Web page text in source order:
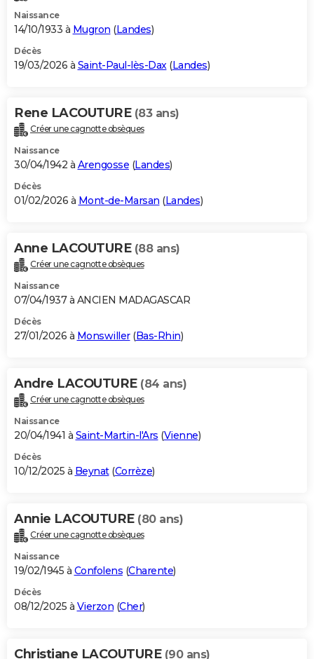
Naissance
14/10/1933 à Mugron (Landes)
Décès
19/03/2026 à Saint-Paul-lès-Dax(Landes)
Rene LACOUTURE (83 ans)
Créer une cagnotte obsèques
Naissance
30/04/1942 à Arengosse (Landes)
Décès
01/02/2026 à Mont-de-Marsan (Landes)
Anne LACOUTURE (88 ans)
Créer une cagnotte obsèques
Naissance
07/04/1937 à ANCIEN MADAGASCAR
Décès
27/01/2026 à Monswiller(Bas-Rhin)
Andre LACOUTURE (84 ans)
Créer une cagnotte obsèques
Naissance
20/04/1941 à Saint-Martin-l'Ars (Vienne)
Décès
10/12/2025 à Beynat(Corrèze)
Annie LACOUTURE (80 ans)
Créer une cagnotte obsèques
Naissance
19/02/1945 à Confolens (Charente)
Décès
08/12/2025 à Vierzon (Cher)
Christiane LACOUTURE (90 ans)